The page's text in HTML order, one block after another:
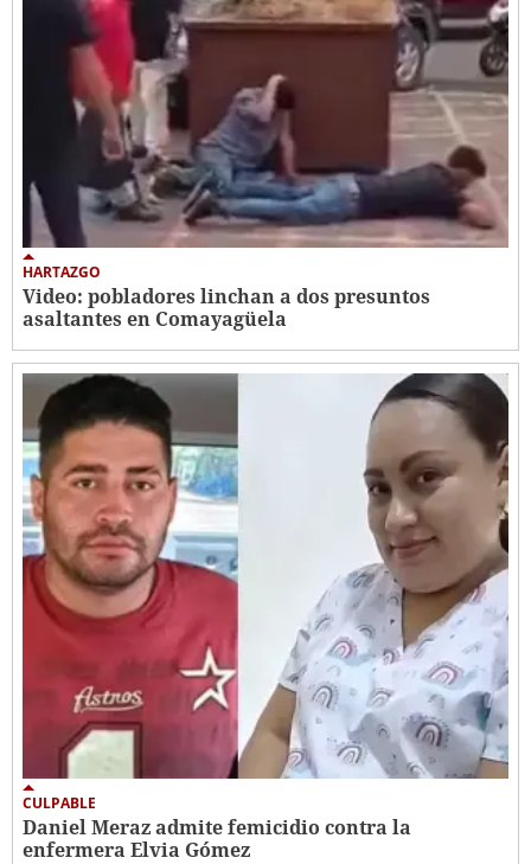
HARTAZGO
Video: pobladores linchan a dos presuntos
asaltantes en Comayagüela
CULPABLE
Daniel Meraz admite femicidio contra la
enfermera Elvia Gómez